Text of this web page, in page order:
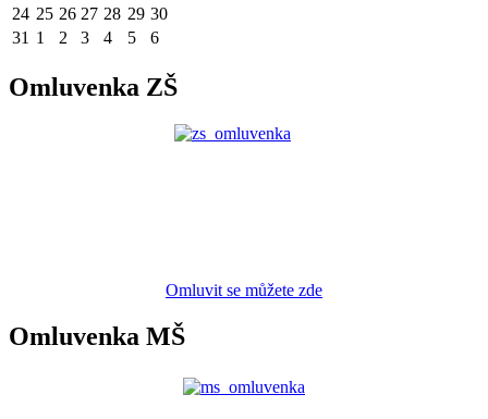
24 25 26 27 28 29 30
31 1 2 3 4 5 6
Omluvenka ZŠ
Omluvit se můžete zde
Omluvenka MŠ